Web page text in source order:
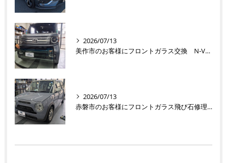
2026/07/13
美作市のお客様にフロントガラス交換 N-VAN【nexus株式会社】
2026/07/13
赤磐市のお客様にフロントガラス飛び石修理 ラパン【nexus株式会社】